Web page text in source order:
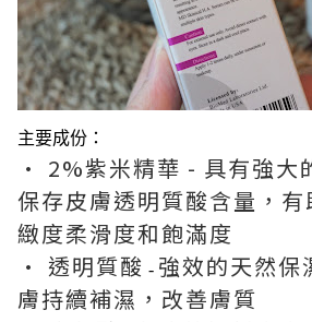
主要成份：
• 2%紫米精華 - 具有強大
保存皮膚透明質酸含量，
緻度柔滑度和飽滿度
• 透明質酸 - 強效的天然保
膚持續補濕，改善膚質